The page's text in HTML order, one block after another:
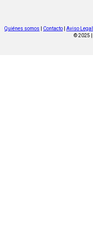
Quiénes somos Contacto
Aviso Legal
© 2025